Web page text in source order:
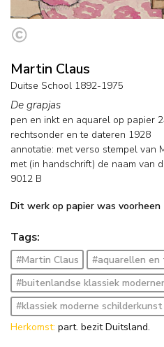
Martin Claus
Duitse School 1892-1975
De grapjas
pen en inkt en aquarel op papier
rechtsonder ente dateren 1928
annotatie: met verso stempel van
met (in handschrift) de naam van
9012 B
Dit werk op papier was voorheen
Tags:
#Martin Claus
#aquarellen en
#buitenlandse klassiek
#klassiek moderne schilderkunst
Herkomst: part. bezit Duitsland.